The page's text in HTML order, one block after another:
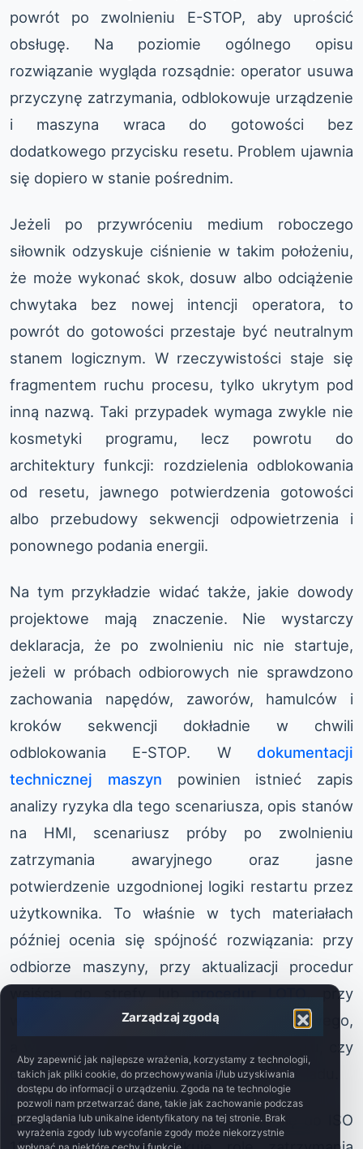
Zarządzaj zgodą
Aby zapewnić jak najlepsze wrażenia, korzystamy z technologii,
takich jak pliki cookie, do przechowywania i/lub uzyskiwania
dostępu do informacji o urządzeniu. Zgoda na te technologie
pozwoli nam przetwarzać dane, takie jak zachowanie podczas
przeglądania lub unikalne identyfikatory na tej stronie. Brak
wyrażenia zgody lub wycofanie zgody może niekorzystnie
powrót po zwolnieniu E-STOP, aby uprościć
obsługę. Na poziomie ogólnego opisu
rozwiązanie wygląda rozsądnie: operator usuwa
przyczynę zatrzymania, odblokowuje urządzenie
i maszyna wraca do gotowości bez
dodatkowego przycisku resetu. Problem ujawnia
się dopiero w stanie pośrednim.
Jeżeli po przywróceniu medium roboczego
siłownik odzyskuje ciśnienie w takim położeniu,
że może wykonać skok, dosuw albo odciążenie
chwytaka bez nowej intencji operatora, to
powrót do gotowości przestaje być neutralnym
stanem logicznym. W rzeczywistości staje się
fragmentem ruchu procesu, tylko ukrytym pod
inną nazwą. Taki przypadek wymaga zwykle nie
kosmetyki programu, lecz powrotu do
architektury funkcji: rozdzielenia odblokowania
od resetu, jawnego potwierdzenia gotowości
albo przebudowy sekwencji odpowietrzenia i
ponownego podania energii.
Na tym przykładzie widać także, jakie dowody
projektowe mają znaczenie. Nie wystarczy
deklaracja, że po zwolnieniu nic nie startuje,
jeżeli w próbach odbiorowych nie sprawdzono
zachowania napędów, zaworów, hamulców i
kroków sekwencji dokładnie w chwili
odblokowania E-STOP. W dokumentacji
technicznej maszyn powinien istnieć zapis
analizy ryzyka dla tego scenariusza, opis stanów
na HMI, scenariusz próby po zwolnieniu
zatrzymania awaryjnego oraz jasne
potwierdzenie uzgodnionej logiki restartu przez
użytkownika. To właśnie w tych materiałach
później ocenia się spójność rozwiązania: przy
odbiorze maszyny, przy aktualizacji procedur
wejścia do strefy lub
, przy
wyjątkach dla trybu nastawczego i serwisowego,
a w razie incydentu także przy wyjaśnianiu, czy
operator mógł przewidzieć zachowanie układu.
Dopiero na takim tle warto odwołać się do ISO